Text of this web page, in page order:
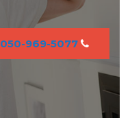
050-969-5077